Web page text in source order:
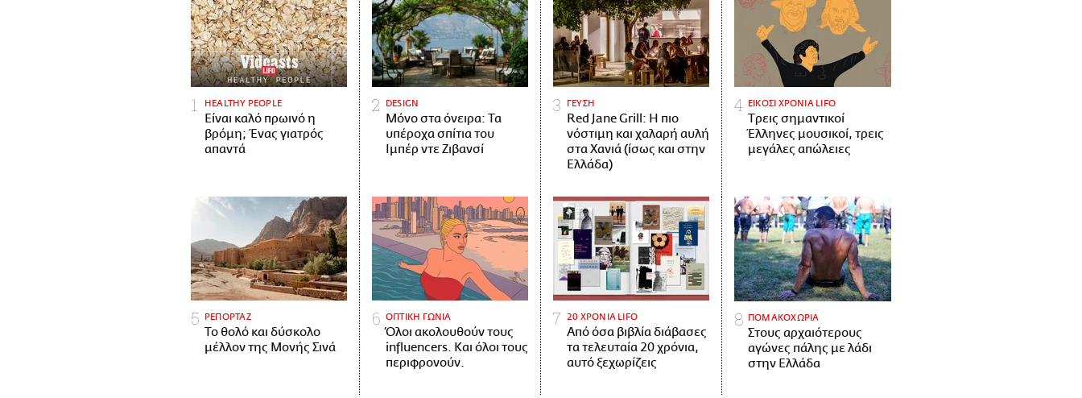
HEALTHY PEOPLE
Είναι καλό πρωινό η
βρόμη; Ένας γιατρός
απαντά
DESIGN
Μόνο στα όνειρα: Τα
υπέροχα σπίτια του
Ιμπέρ ντε Ζιβανσί
ΓΕΥΣΗ
Red Jane Grill: Η πιο
νόστιμη και χαλαρή αυλή
στα Χανιά (ίσως και στην
Ελλάδα)
ΕΙΚΟΣΙ ΧΡΟΝΙΑ LIFO
Tρεις σημαντικοί
Έλληνες μουσικοί, τρεις
μεγάλες απώλειες
ΡΕΠΟΡΤΑΖ
Το θολό και δύσκολο
μέλλον της Μονής Σινά
ΟΠΤΙΚΗ ΓΩΝΙΑ
Όλοι ακολουθούν τους
influencers. Και όλοι τους
περιφρονούν.
20 ΧΡΟΝΙΑ LIFO
Από όσα βιβλία διάβασες
τα τελευταία 20 χρόνια,
αυτό ξεχωρίζεις
ΠΟΜΑΚΟΧΩΡΙΑ
Στους αρχαιότερους
αγώνες πάλης με λάδι
στην Ελλάδα